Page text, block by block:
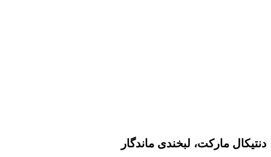
دنتیکال مارکت، لبخندی ماندگار